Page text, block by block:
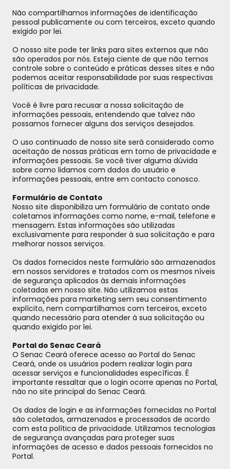
Não compartilhamos informações de identificação
pessoal publicamente ou com terceiros, exceto quando
exigido por lei.
O nosso site pode ter links para sites externos que não
são operados por nós. Esteja ciente de que não temos
controle sobre o conteúdo e práticas desses sites e não
podemos aceitar responsabilidade por suas respectivas
políticas de privacidade.
Você é livre para recusar a nossa solicitação de
informações pessoais, entendendo que talvez não
possamos fornecer alguns dos serviços desejados.
O uso continuado de nosso site será considerado como
aceitação de nossas práticas em torno de privacidade e
informações pessoais. Se você tiver alguma dúvida
sobre como lidamos com dados do usuário e
informações pessoais, entre em contacto conosco.
Formulário de Contato
Nosso site disponibiliza um formulário de contato onde
coletamos informações como nome, e-mail, telefone e
mensagem. Estas informações são utilizadas
exclusivamente para responder à sua solicitação e para
melhorar nossos serviços.
Os dados fornecidos neste formulário são armazenados
em nossos servidores e tratados com os mesmos níveis
de segurança aplicados às demais informações
coletadas em nosso site. Não utilizamos estas
informações para marketing sem seu consentimento
explícito, nem compartilhamos com terceiros, exceto
quando necessário para atender à sua solicitação ou
quando exigido por lei.
Portal do Senac Ceará
O Senac Ceará oferece acesso ao Portal do Senac
Ceará, onde os usuários podem realizar login para
acessar serviços e funcionalidades específicas. É
importante ressaltar que o login ocorre apenas no Portal,
não no site principal do Senac Ceará.
Os dados de login e as informações fornecidas no Portal
são coletados, armazenados e processados de acordo
com esta política de privacidade. Utilizamos tecnologias
de segurança avançadas para proteger suas
informações de acesso e dados pessoais fornecidos no
Portal.